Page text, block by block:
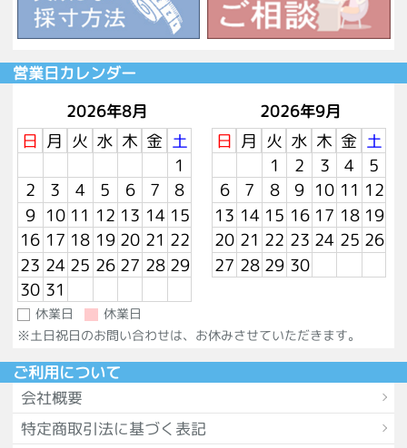
営業日カレンダー
2026年8月
日 月 火 水 木 金 土
1
2
3 4 5 6 7
8
9 10 11 12 13 14 15
16 17 18 19 20 21 22
23 24 25 26 27 28 29
30 31
2026年9月
日 月 火 水 木 金 土
1
2 3 4
5
6
7 8 9 10 11 12
13 14 15 16 17 18 19
20 21 22 23 24 25 26
27 28 29 30
休業日
休業日
※土日祝日のお問い合わせは、お休みさせていただきます。
ご利用について
会社概要
特定商取引法に基づく表記